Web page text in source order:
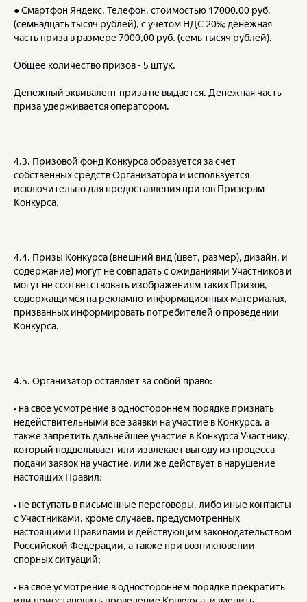
● Смартфон Яндекс. Телефон, стоимостью 17000,00 руб.
(семнадцать тысяч рублей), с учетом НДС 20%; денежная
часть приза в размере 7000,00 руб. (семь тысяч рублей).
Общее количество призов - 5 штук.
Денежный эквивалент приза не выдается. Денежная часть
приза удерживается оператором.
4.3. Призовой фонд Конкурса образуется за счет
собственных средств Организатора и используется
исключительно для предоставления призов Призерам
Конкурса.
4.4. Призы Конкурса (внешний вид (цвет, размер), дизайн, и
содержание) могут не совпадать с ожиданиями Участников и
могут не соответствовать изображениям таких Призов,
содержащимся на рекламно-информационных материалах,
призванных информировать потребителей о проведении
Конкурса.
4.5. Организатор оставляет за собой право:
• на свое усмотрение в одностороннем порядке признать
недействительными все заявки на участие в Конкурса, а
также запретить дальнейшее участие в Конкурса Участнику,
который подделывает или извлекает выгоду из процесса
подачи заявок на участие, или же действует в нарушение
настоящих Правил;
• не вступать в письменные переговоры, либо иные контакты
с Участниками, кроме случаев, предусмотренных
настоящими Правилами и действующим законодательством
Российской Федерации, а также при возникновении
спорных ситуаций;
• на свое усмотрение в одностороннем порядке прекратить